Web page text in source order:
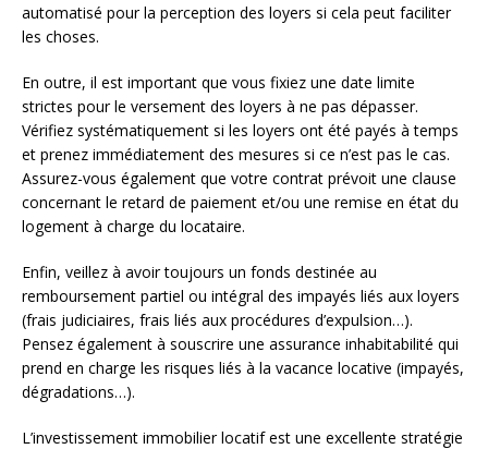
automatisé pour la perception des loyers si cela peut faciliter
les choses.
En outre, il est important que vous fixiez une date limite
strictes pour le versement des loyers à ne pas dépasser.
Vérifiez systématiquement si les loyers ont été payés à temps
et prenez immédiatement des mesures si ce n’est pas le cas.
Assurez-vous également que votre contrat prévoit une clause
concernant le retard de paiement et/ou une remise en état du
logement à charge du locataire.
Enfin, veillez à avoir toujours un fonds destinée au
remboursement partiel ou intégral des impayés liés aux loyers
(frais judiciaires, frais liés aux procédures d’expulsion…).
Pensez également à souscrire une assurance inhabitabilité qui
prend en charge les risques liés à la vacance locative (impayés,
dégradations…).
L’investissement immobilier locatif est une excellente stratégie